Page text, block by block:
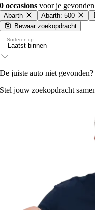
0 occasions voor je gevonden
Abarth Abarth: 500
Bewaar zoekopdracht
Sorteren op
De juiste auto niet gevonden?
Stel jouw zoekopdracht